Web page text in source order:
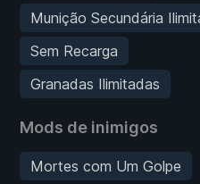
Munição Secundária
Sem Recarga
Granadas Ilimitadas
Mods de inimigos
Mortes com Um Golpe